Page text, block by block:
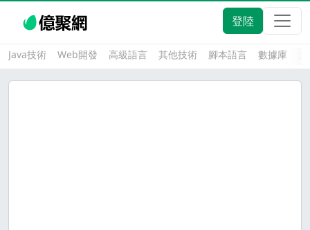
登陸
Java技術 Web開發 高級語言 其他技術 腳本語言 數據庫